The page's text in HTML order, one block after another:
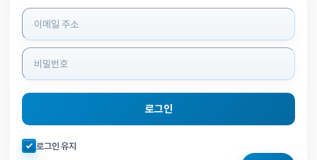
로그인 정보 입력
로그인
자동로그인 체크
로그인 유지